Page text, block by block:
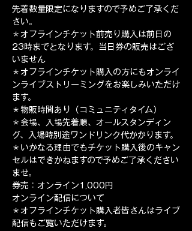
先着数量限定になりますので予めご了承くだ
さい。
＊オフラインチケット前売り購入は前日の
23時までとなります。当日券の販売はござ
いません
＊オフラインチケット購入の方にもオンライ
ンライブストリーミングをお楽しみいただけ
ます。
＊物販時間あり（コミュニティタイム）
＊会場、入場先着順、オールスタンディン
グ、入場時別途ワンドリンク代かかります。
＊いかなる理由でもチケット購入後のキャン
セルはできかねますので予めご了承ください
ませ。
券売：オンライン1,000円
オンライン配信について
＊オフラインチケット購入者皆さんはライブ
配信もご覧いただけます。